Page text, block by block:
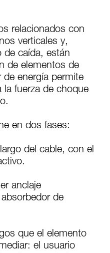
requiere una formación
solo y con total
de forma
relacionadas con
otras que no
relacionados con
verticales y,
de caída, están
de elementos de
energía permite
la fuerza de choque
en dos fases:
del cable, con el
anclaje
de
que el elemento
el usuario